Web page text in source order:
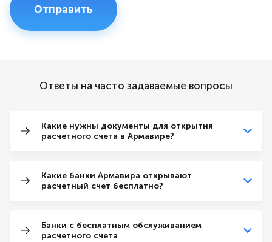
Ответы на часто задаваемые вопросы
Какие нужны документы для открытия
расчетного счета в Армавире?
Какие банки Армавира открывают
расчетный счет бесплатно?
Банки с бесплатным обслуживанием
расчетного счета